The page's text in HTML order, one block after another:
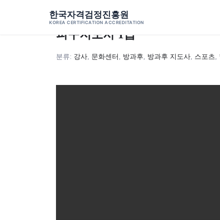
←자격증 과정
피구지도사 1급
분류: 강사, 문화센터 , 방과후, 방과후 지도사, 스포츠,
한국자격검정진흥원
KOREA CERTIFICATION ACCREDITATION